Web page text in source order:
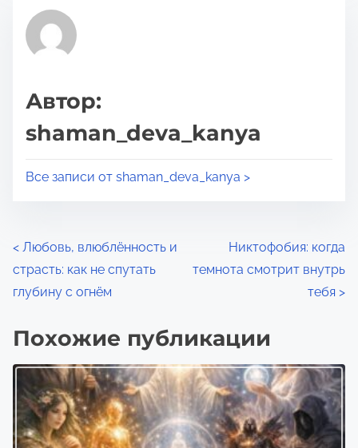
я
э
й
з
п
ь
ю
в
я
п
ч
т
н
Автор:
shaman_deva_kanya
Все записи от shaman_deva_kanya >
Н
а
и
г
а
< Любовь, влюблённость и
страсть: как не спутать
глубину с огнём
Никтофобия: когда
темнота смотрит внутрь
тебя >
Похожие публикации